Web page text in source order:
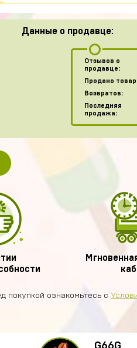
Данные о продавце:
Отзывов о
продавце:
Продано
Возвратов:
Последняя
продажа:
покупкой ознакомьтесь с